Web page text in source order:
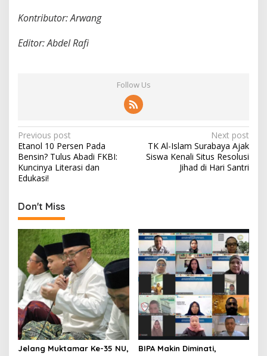
Kontributor: Arwang
Editor: Abdel Rafi
Follow Us
P
o
s
t
n
a
v
i
g
a
t
i
o
Previous post
Etanol 10 Persen Pada
Bensin? Tulus Abadi FKBI:
Kuncinya Literasi dan
Edukasi!
Next post
TK Al-Islam Surabaya Ajak
Siswa Kenali Situs Resolusi
Jihad di Hari Santri
Don't Miss
Jelang Muktamar Ke-35 NU,
BIPA Makin Diminati,